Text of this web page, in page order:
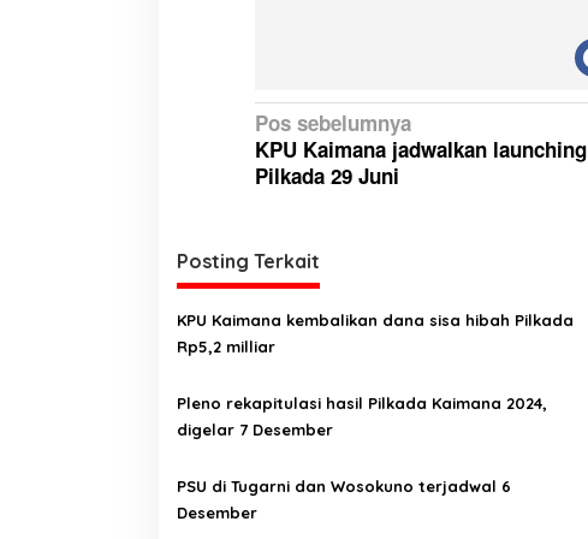
N
a
v
g
a
s
p
o
s
Pos sebelumnya
KPU Kaimana jadwalkan launching
Pilkada 29 Juni
Posting Terkait
KPU Kaimana kembalikan dana sisa hibah Pilkada
Rp5,2 milliar
Pleno rekapitulasi hasil Pilkada Kaimana 2024,
digelar 7 Desember
PSU di Tugarni dan Wosokuno terjadwal 6
Desember